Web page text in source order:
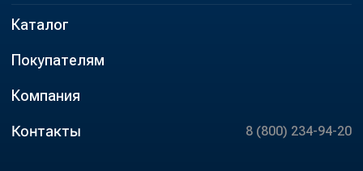
Каталог
Покупателям
Компания
Контакты 8 (800) 234-94-20